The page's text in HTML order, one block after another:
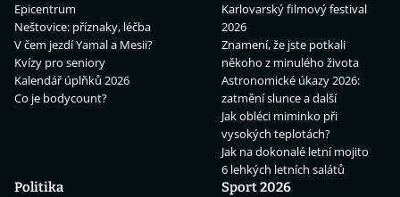
Epicentrum
Neštovice: příznaky, léčba
V čem jezdí Yamal a Mesii?
Kvízy pro seniory
Kalendář úplňků 2026
Co je bodycount?
Karlovarský filmový festival
2026
Znamení, že jste potkali
někoho z minulého života
Astronomické úkazy 2026:
zatmění slunce a další
Jak obléci miminko při
vysokých teplotách?
Jak na dokonalé letní mojito
6 lehkých letních salátů
Politika
Sport 2026